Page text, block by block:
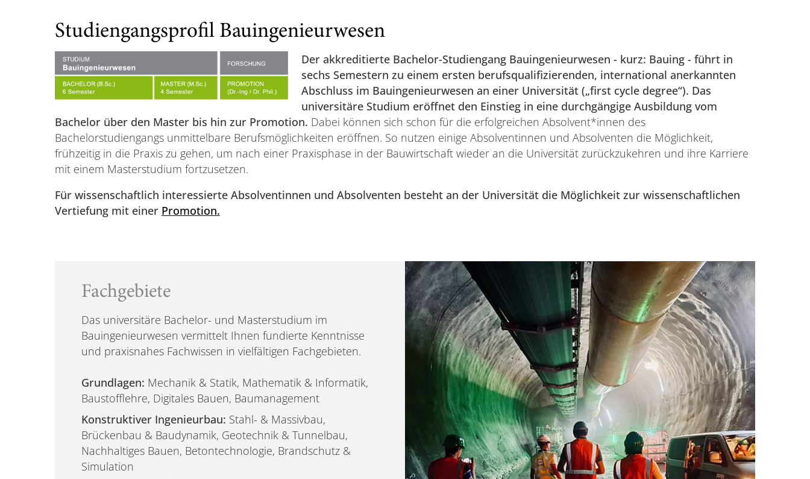
Studiengangsprofil Bauingenieurwesen
Der akkreditierte Bachelor-Studiengang Bauingenieurwesen - kurz: Bauing - führt in
sechs Semestern zu einem ersten berufsqualifizierenden, international anerkannten
Abschluss im Bauingenieurwesen an einer Universität („first cycle degree“). Das
universitäre Studium eröffnet den Einstieg in eine durchgängige Ausbildung vom
Bachelor über den Master bis hin zur Promotion. Dabei können sich schon für die erfolgreichen Absolvent*innen des
Bachelorstudiengangs unmittelbare Berufsmöglichkeiten eröffnen. So nutzen einige Absolventinnen und Absolventen die Möglichkeit,
frühzeitig in die Praxis zu gehen, um nach einer Praxisphase in der Bauwirtschaft wieder an die Universität zurückzukehren und ihre Karriere
mit einem Masterstudium fortzusetzen.
Für wissenschaftlich interessierte Absolventinnen und Absolventen besteht an der Universität die Möglichkeit zur wissenschaftlichen
Vertiefung mit einer Promotion.
Fachgebiete
Das universitäre Bachelor- und Masterstudium im
Bauingenieurwesen vermittelt Ihnen fundierte Kenntnisse
und praxisnahes Fachwissen in vielfältigen Fachgebieten.
Grundlagen: Mechanik & Statik, Mathematik & Informatik,
Baustofflehre, Digitales Bauen, Baumanagement
Konstruktiver Ingenieurbau: Stahl- & Massivbau,
Brückenbau & Baudynamik, Geotechnik & Tunnelbau,
Nachhaltiges Bauen, Betontechnologie, Brandschutz &
Simulation